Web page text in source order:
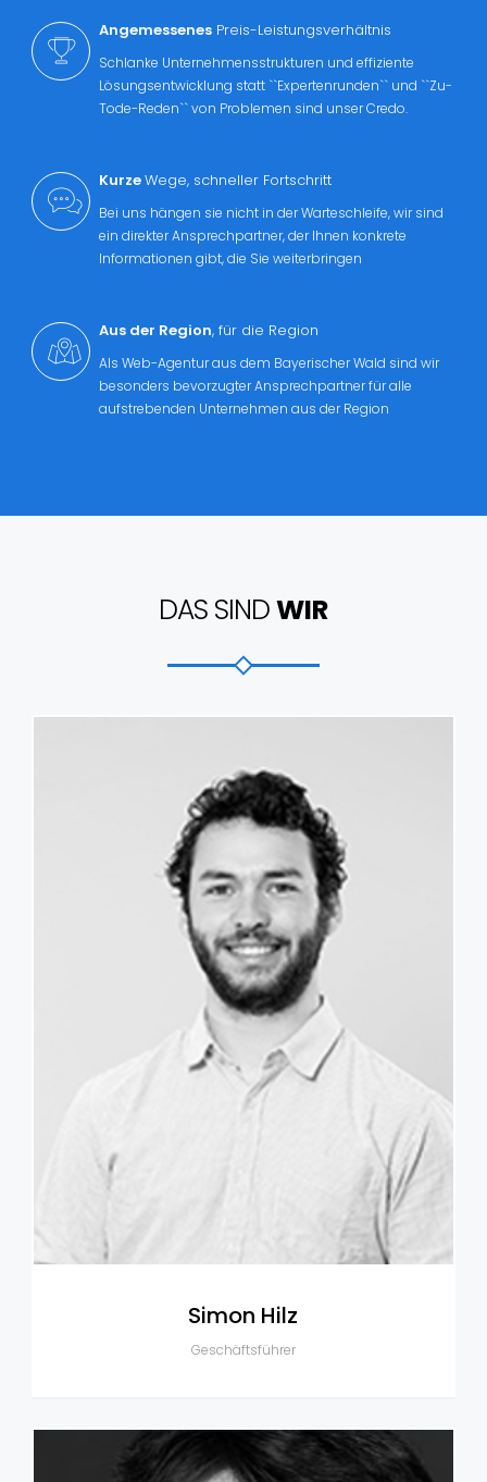
AngemessenesPreis-Leistungsverhältnis
Schlanke Unternehmensstrukturen und effiziente
Lösungsentwicklung statt ``Expertenrunden`` und ``Zu-
Tode-Reden`` von Problemen sind unser Credo.
KurzeWege, schneller Fortschritt
Bei uns hängen sie nicht in der Warteschleife, wir sind
ein direkter Ansprechpartner, der Ihnen konkrete
Informationen gibt, die Sie weiterbringen
Aus der Region, für die Region
Als Web-Agentur aus dem Bayerischer Wald sind wir
besonders bevorzugter Ansprechpartner für alle
aufstrebenden Unternehmen aus der Region
DAS SINDWIR
Simon Hilz
Geschäftsführer